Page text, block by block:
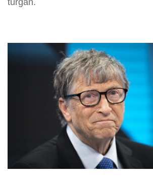
turǵan.